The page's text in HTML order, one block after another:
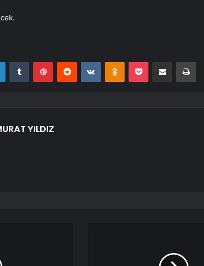
LinkedInTumblr PinterestReddit VKontakteOdnoklassniki
Pocket E-Posta ile paylaş
YILDIZ